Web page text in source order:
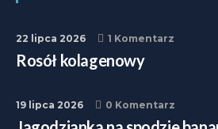
22 lipca 2026 1 Komentarz
Rosół kolagenowy
19 lipca 2026 0 Komentarz